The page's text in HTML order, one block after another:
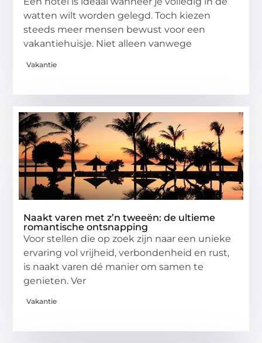
watten wilt worden gelegd. Toch kiezen
steeds meer mensen bewust voor een
vakantiehuisje. Niet alleen vanwege
Vakantie
Naakt varen met z’n tweeën: de ultieme
romantische ontsnapping
Voor stellen die op zoek zijn naar een unieke
ervaring vol vrijheid, verbondenheid en rust,
is naakt varen dé manier om samen te
genieten. Ver
Vakantie